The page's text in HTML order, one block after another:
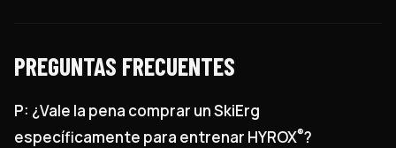
PREGUNTAS FRECUENTES
P: ¿Vale la pena comprar un SkiErg
específicamente para entrenar HYROX®?